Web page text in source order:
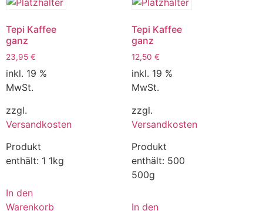
Tepi Kaffee
ganz
23,95 €
inkl. 19 %
MwSt.
zzgl.
Versandkosten
Produkt
enthält: 1 1kg
In den
Warenkorb
Tepi Kaffee
ganz
12,50 €
inkl. 19 %
MwSt.
zzgl.
Versandkosten
Produkt
enthält: 500
500g
In den